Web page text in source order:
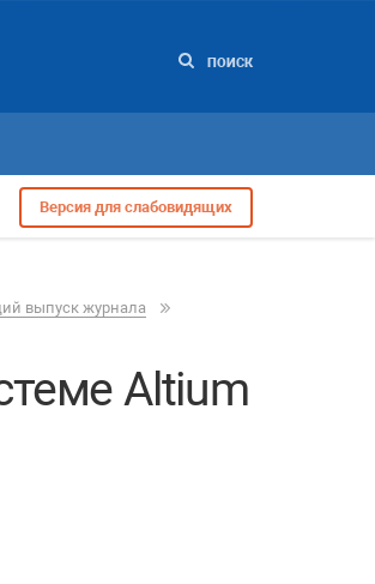
ПОИСК
Версия для слабовидящих
выпуск журнала
Altium